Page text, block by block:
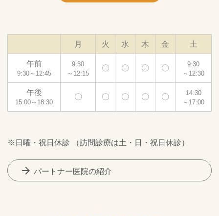
月 火 水 木 金 土
午前
9:30～12:45
9:30
～12:15
〇 〇 〇 〇
9:30
～12:30
午後
15:00～18:30
〇 〇 〇 〇 〇
14:30
～17:00
※日曜・祝日休診 （訪問診療は土・日・祝日休診）
arrow_forward パートナー医院の紹介